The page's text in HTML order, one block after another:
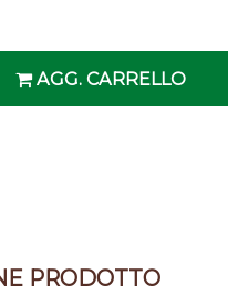
AGG. CARRELLO
PRODOTTO